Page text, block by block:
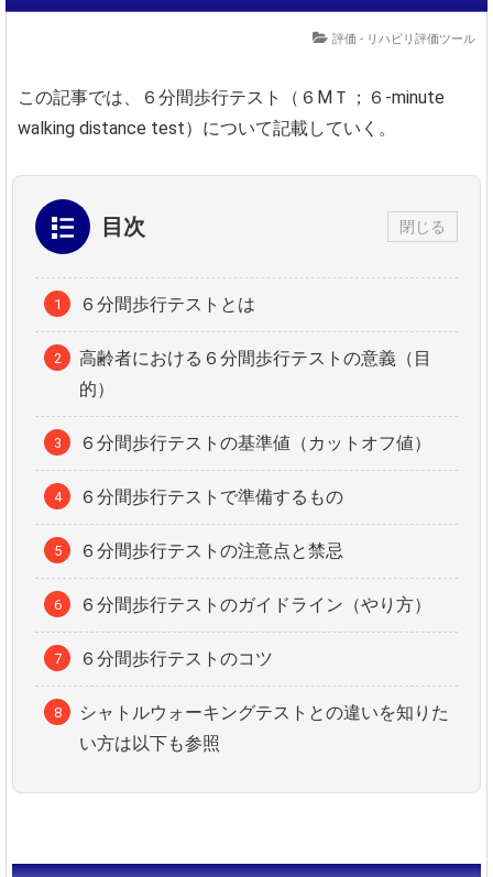
評価 - リハビリ評価ツール
この記事では、６分間歩行テスト（６MＴ；６-minute
walking distance test）について記載していく。
目次 閉じる
６分間歩行テストとは
高齢者における６分間歩行テストの意義（目
的）
６分間歩行テストの基準値（カットオフ値）
６分間歩行テストで準備するもの
６分間歩行テストの注意点と禁忌
６分間歩行テストのガイドライン（やり方）
６分間歩行テストのコツ
シャトルウォーキングテストとの違いを知りた
い方は以下も参照